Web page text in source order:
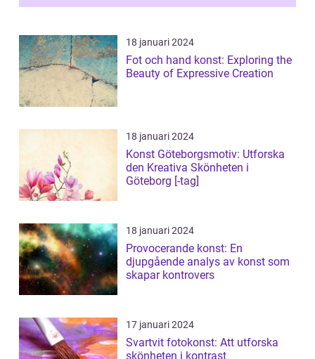
18 januari 2024
Fot och hand konst: Exploring the
Beauty of Expressive Creation
18 januari 2024
Konst Göteborgsmotiv: Utforska
den Kreativa Skönheten i
Göteborg [-tag]
18 januari 2024
Provocerande konst: En
djupgående analys av konst som
skapar kontrovers
17 januari 2024
Svartvit fotokonst: Att utforska
skönheten i kontrast